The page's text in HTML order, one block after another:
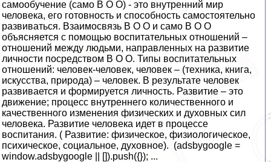
самообучение (само В О О) - это внутренний мир
человека, его готовность и способность самостоятельно
развиваться. Взаимосвязь В О О и само В О О
объясняется с помощью воспитательных отношений –
отношений между людьми, направленных на развитие
личности посредством В О О. Типы воспитательных
отношений: человек-человек, человек – (техника, книга,
искусства, природа) – человек. В результате человек
развивается и формируется личность. Развитие – это
движение; процесс внутреннего количественного и
качественного изменения физических и духовных сил
человека. Развитие человека идет в процессе
воспитания. ( Развитие: физическое, физиологическое,
психическое, социальное, духовное). (adsbygoogle =
window.adsbygoogle || []).push({}); ...